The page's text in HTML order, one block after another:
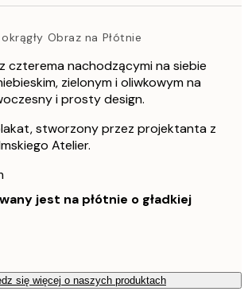
Obraz na Płótnie
czterema nachodzącymi na siebie
zielonym i oliwkowym na
i prosty design.
stworzony przez projektanta z
Atelier.
jest na płótnie o gładkiej
się więcej o naszych produktach